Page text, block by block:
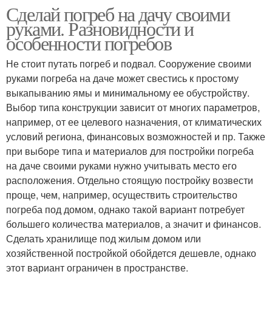
Дешевый погреб Погреб из пластика
Сделай погреб на дачу своими
руками. Разновидности и
особенности погребов
Не стоит путать погреб и подвал. Сооружение своими
руками погреба на даче может свестись к простому
выкапыванию ямы и минимальному ее обустройству.
Выбор типа конструкции зависит от многих параметров,
например, от ее целевого назначения, от климатических
условий региона, финансовых возможностей и пр. Также
при выборе типа и материалов для постройки погреба
на даче своими руками нужно учитывать место его
расположения. Отдельно стоящую постройку возвести
проще, чем, например, осуществить строительство
погреба под домом, однако такой вариант потребует
большего количества материалов, а значит и финансов.
Сделать хранилище под жилым домом или
хозяйственной постройкой обойдется дешевле, однако
этот вариант ограничен в пространстве.